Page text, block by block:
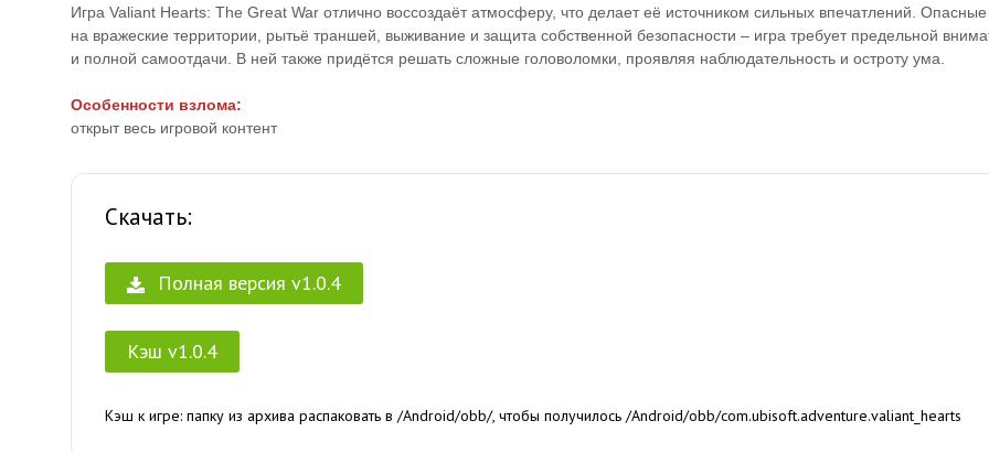
Игра Valiant Hearts: The Great War отлично воссоздаёт атмосферу, что делает её источником сильных впечатлений.
на вражеские территории, рытьё траншей, выживание и защита собственной безопасности – игра требует предельной
и полной самоотдачи. В ней также придётся решать сложные головоломки, проявляя наблюдательность и остроту ума.
Особенности взлома:
открыт весь игровой контент
Скачать:
Полная версия v1.0.4
Кэш v1.0.4
Кэш к игре: папку из архива распаковать в /Android/obb/, чтобы получилось /Android/obb/com.ubisoft.adventure.valiant_hearts